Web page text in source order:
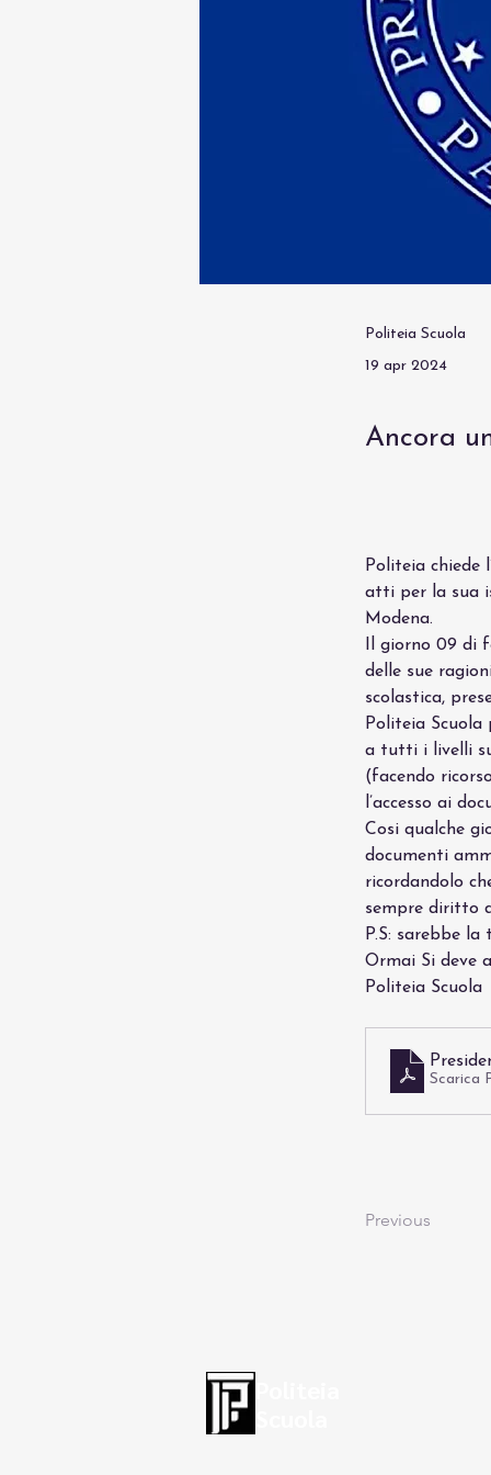
Politeia Scuola
19 apr 2024
Ancora
Politeia chiede
atti per la sua
Modena.
Il giorno 09 di
delle sue
scolastica,
Politeia
a tutti i livelli
(facendo
l’accesso ai
Cosi qualche
documenti
ricordandolo
sempre diritto
P.S: sarebbe
Ormai Si deve
Politeia Scuola
Scarica
Previous